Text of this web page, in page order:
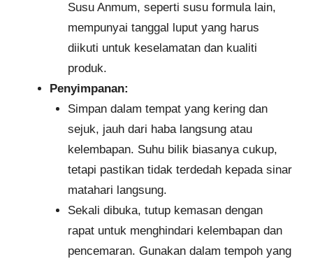
Susu Anmum, seperti susu formula lain,
mempunyai tanggal luput yang harus
diikuti untuk keselamatan dan kualiti
produk.
Penyimpanan:
Simpan dalam tempat yang kering dan
sejuk, jauh dari haba langsung atau
kelembapan. Suhu bilik biasanya cukup,
tetapi pastikan tidak terdedah kepada sinar
matahari langsung.
Sekali dibuka, tutup kemasan dengan
rapat untuk menghindari kelembapan dan
pencemaran. Gunakan dalam tempoh yang